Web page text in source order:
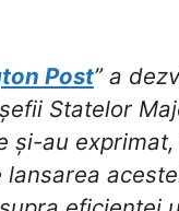
Post” a
Statelor
și-au exprimat,
lansarea